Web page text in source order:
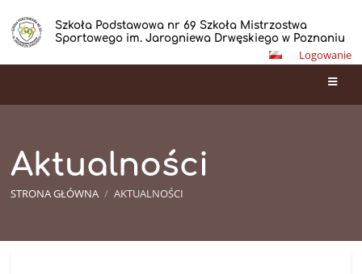
Szkoła Podstawowa nr 69 Szkoła Mistrzostwa
Sportowego im. Jarogniewa Drwęskiego w Poznaniu
Logowanie
Aktualności
STRONA GŁÓWNA / AKTUALNOŚCI